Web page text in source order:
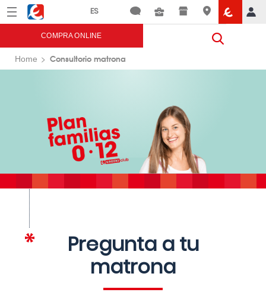
Menú Eroski
COMPRA ONLINE
Home Consultorio matrona
Pregunta a tu
matrona